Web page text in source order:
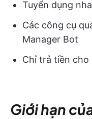
Tuyển dụng
Các công cụ
Manager Bot
Chỉ trả tiền cho
Giới hạn